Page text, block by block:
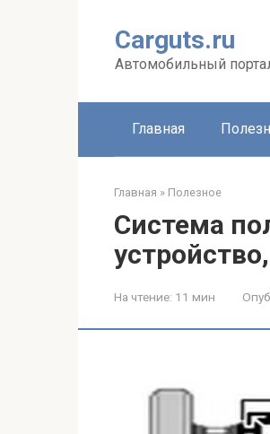
Carguts.ru
Автомобильный
Главная
Главная » Полезное
Система
На чтение: 11 мин